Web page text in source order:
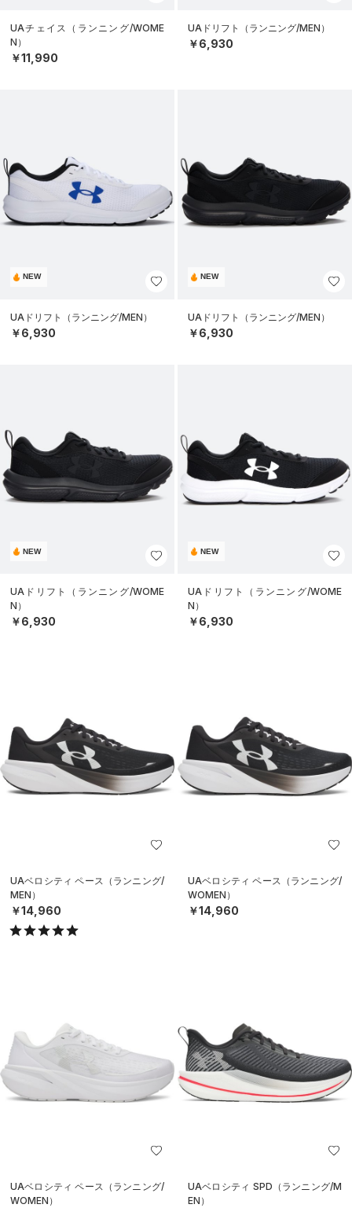
UAチェイス（ランニング/WOME
N）
￥11,990
UAドリフト（ランニング/MEN）
￥6,930
NEW
UAドリフト（ランニング/MEN）
￥6,930
NEW
UAドリフト（ランニング/MEN）
￥6,930
NEW
UAドリフト（ランニング/WOME
N）
￥6,930
NEW
UAドリフト（ランニング/WOME
N）
￥6,930
UAベロシティ ペース（ランニング/
MEN）
￥14,960
UAベロシティ ペース（ランニング/
WOMEN）
￥14,960
UAベロシティ ペース（ランニング/
WOMEN）
UAベロシティ SPD（ランニング/M
EN）